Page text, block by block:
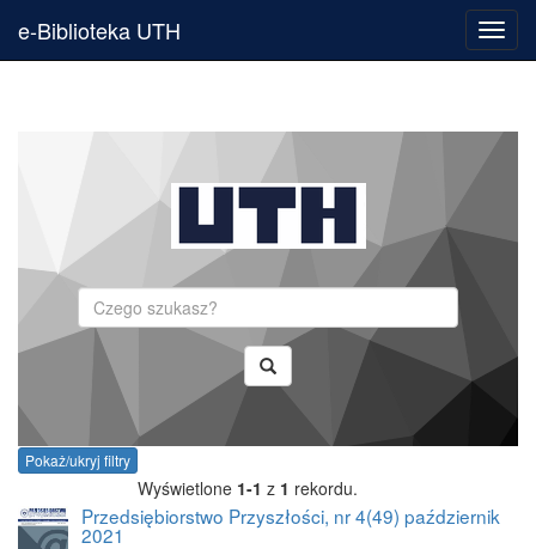
e-Biblioteka UTH
Pokaż/ukryj filtry
Wyświetlone 1-1 z 1 rekordu.
Przedsiębiorstwo Przyszłości, nr 4(49) październik
2021